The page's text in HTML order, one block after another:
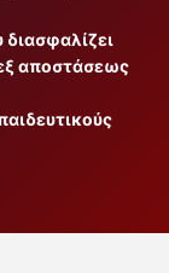
αποστάσεως